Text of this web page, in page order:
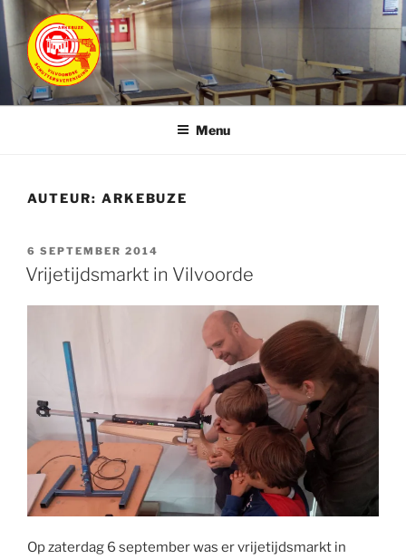
Ga
naar
de
inhoud
ARKEBUZE
Vilvoordse Schuttersvereniging
Menu
AUTEUR: ARKEBUZE
GEPLAATST
OP
6 SEPTEMBER 2014
Vrijetijdsmarkt in Vilvoorde
Op zaterdag 6 september was er vrijetijdsmarkt in